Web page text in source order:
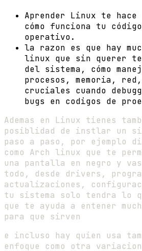
Aprender Linux te hace
cómo funciona tu
operativo.
la razon es que hay
linux que sin querer te
del sistema, cómo
procesos, memoria,
cruciales cuando
bugs en codigos de
Ademas en Linux tienes
posiblidad de instlar un
paso a paso, por ejemplo
como Arch linux que te
una pantalla en negro y
todo, desde drivers,
actualizaciones,
tu sistema solo tendra lo
que te ayuda a entener
para que sirven
e incluso hay quien usa
enfoque como otra